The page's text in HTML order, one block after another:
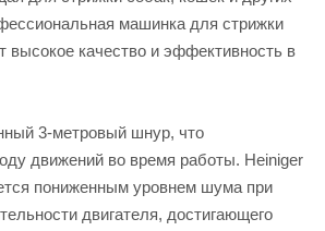
машинка для стрижки
высокое качество и эффективность в
3-метровый шнур, что
движений во время работы. Heiniger
пониженным уровнем шума при
двигателя, достигающего